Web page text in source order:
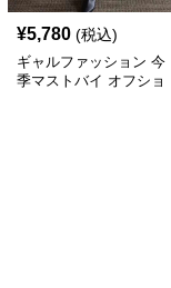
¥5,780 (税込)
ギャルファッション 今
季マストバイ オフショ